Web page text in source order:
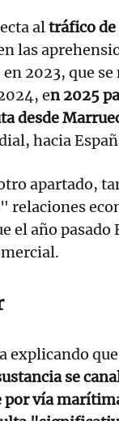
altráfico
las
2023, que
en 2025
desde
hacia
apartado,
relaciones
el año pasado
explicando
se
vía